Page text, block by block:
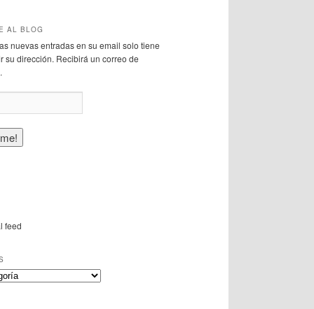
AL BLOG
nuevas entradas en su email solo tiene
su dirección. Recibirá un correo de
feed